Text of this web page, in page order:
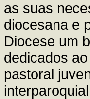
as suas
diocesana e
Diocese um
dedicados
pastoral